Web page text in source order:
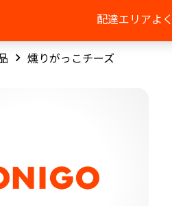
配達エリアよ
燻りがっこチーズ